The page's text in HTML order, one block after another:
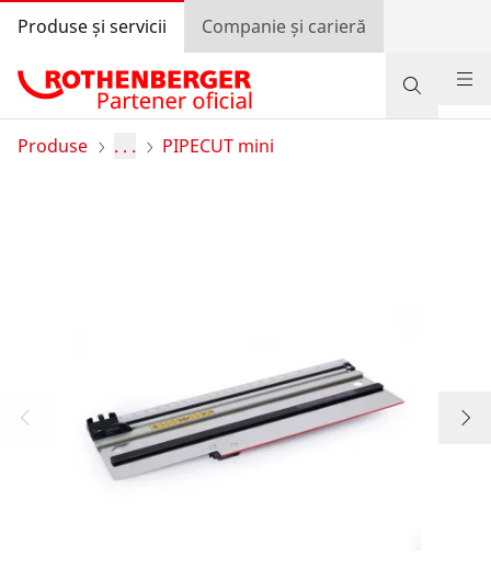
Produse și servicii Companie și carieră
Companie și carieră
Produse . . . PIPECUT mini